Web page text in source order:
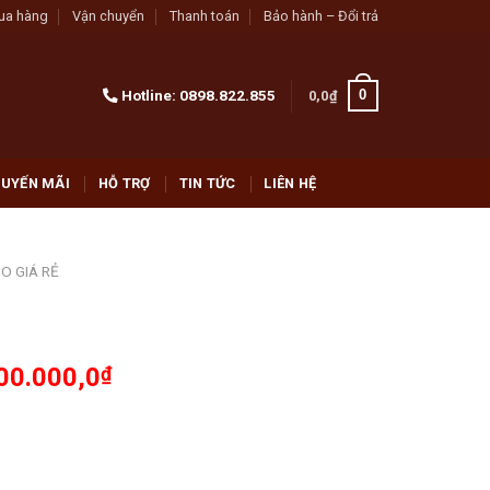
hàng Vận chuyển Thanh toán Bảo hành – Đổi trả
Hotline: 0898.822.855 0,0₫ 0
MÃI HỖ TRỢ TIN TỨC LIÊN HỆ
GIÁ RẺ
₫